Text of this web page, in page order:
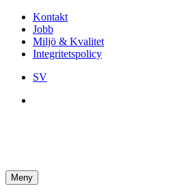
Kontakt
Jobb
Miljö & Kvalitet
Integritetspolicy
SV
Meny